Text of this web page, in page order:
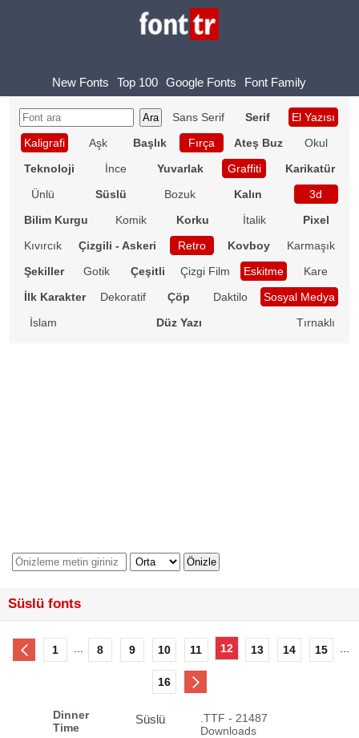
New Fonts Top 100 Google Fonts Font Family
Sans Serif Serif
El Yazısı
Kaligrafi
Aşk Başlık Fırça Ateş Buz
Okul
Teknoloji
İnce Yuvarlak Graffiti
Karikatür
Ünlü
Süslü Bozuk Kalın
3d
Bilim Kurgu
Komik Korku İtalik
Pixel
Kıvırcık
Çizgili - Askeri Retro Kovboy
Karmaşık
Şekiller
Gotik Çeşitli Çizgi Film Eskitme
Kare
İlk Karakter
Dekoratif Çöp Daktilo
Sosyal Medya
İslam
Düz Yazı Tırnaklı
Süslü fonts
1 8 9 10 11 12 13 14 15
16
Dinner
Time
Süslü
.TTF - 21487
Downloads